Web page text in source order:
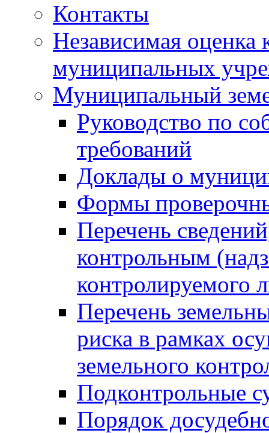
Контакты
Независимая оценка
муниципальных
Муниципальный
Руководство по
требований
Доклады о
Формы
Перечень
контрольным
контролируемого
Перечень
риска в рамках
земельного
Подконтрольные
Порядок